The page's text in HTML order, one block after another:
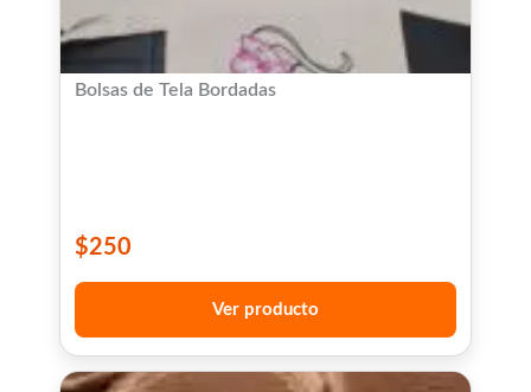
Bolsas de Tela Bordadas
$250
Ver producto